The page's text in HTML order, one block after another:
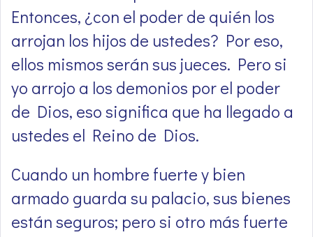
Entonces, ¿con el poder de quién los
arrojan los hijos de ustedes? Por eso,
ellos mismos serán sus jueces. Pero si
yo arrojo a los demonios por el poder
de Dios, eso significa que ha llegado a
ustedes el Reino de Dios.
Cuando un hombre fuerte y bien
armado guarda su palacio, sus bienes
están seguros; pero si otro más fuerte